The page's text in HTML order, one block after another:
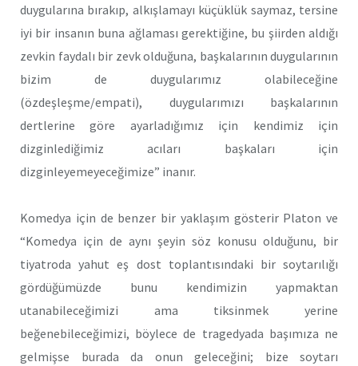
duygularına bırakıp, alkışlamayı küçüklük saymaz, tersine
iyi bir insanın buna ağlaması gerektiğine, bu şiirden aldığı
zevkin faydalı bir zevk olduğuna, başkalarının duygularının
bizim de duygularımız olabileceğine
(özdeşleşme/empati), duygularımızı başkalarının
dertlerine göre ayarladığımız için kendimiz için
dizginlediğimiz acıları başkaları için
dizginleyemeyeceğimize” inanır.
Komedya için de benzer bir yaklaşım gösterir Platon ve
“Komedya için de aynı şeyin söz konusu olduğunu, bir
tiyatroda yahut eş dost toplantısındaki bir soytarılığı
gördüğümüzde bunu kendimizin yapmaktan
utanabileceğimizi ama tiksinmek yerine
beğenebileceğimizi, böylece de tragedyada başımıza ne
gelmişse burada da onun geleceğini; bize soytarı